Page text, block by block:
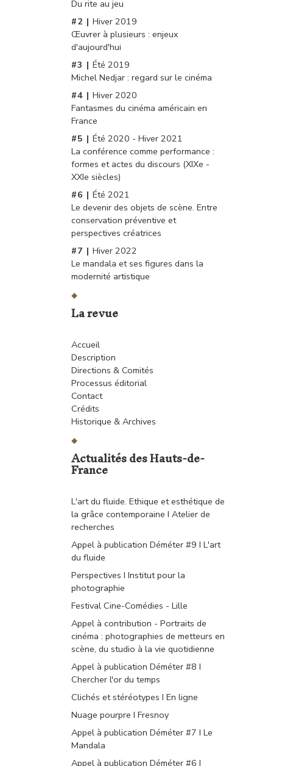
Du rite au jeu
Hiver 2019
Œuvrer à plusieurs : enjeux
d'aujourd'hui
Été 2019
Michel Nedjar : regard sur le cinéma
Hiver 2020
Fantasmes du cinéma américain en
France
Été 2020 - Hiver 2021
La conférence comme performance :
formes et actes du discours (XIXe -
XXIe siècles)
Été 2021
Le devenir des objets de scène. Entre
conservation préventive et
perspectives créatrices
Hiver 2022
Le mandala et ses figures dans la
modernité artistique
La revue
Accueil
Description
Directions & Comités
Processus éditorial
Contact
Crédits
Historique & Archives
Actualités des Hauts-de-
France
L'art du fluide. Ethique et esthétique de
la grâce contemporaine I Atelier de
recherches
Appel à publication Déméter #9 I L'art
du fluide
Perspectives I Institut pour la
photographie
Festival Cine-Comédies - Lille
Appel à contribution - Portraits de
cinéma : photographies de metteurs en
scène, du studio à la vie quotidienne
Appel à publication Déméter #8 I
Chercher l'or du temps
Clichés et stéréotypes I En ligne
Nuage pourpre I Fresnoy
Appel à publication Déméter #7 I Le
Mandala
Appel à publication Déméter #6 I